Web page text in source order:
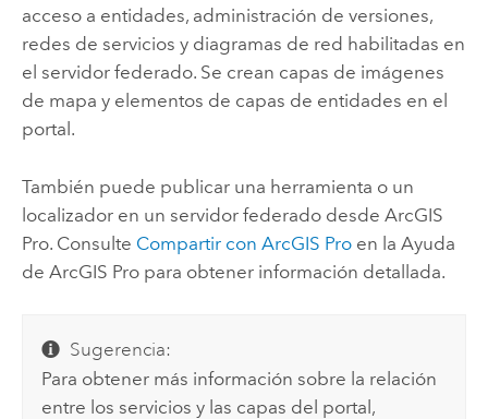
acceso a entidades, administración de versiones,
redes de servicios y diagramas de red habilitadas en
el servidor federado. Se crean capas de imágenes
de mapa y elementos de capas de entidades en el
portal.
También puede publicar una herramienta o un
localizador en un servidor federado desde ArcGIS
Pro. Consulte Compartir con ArcGIS Proen la Ayuda
de ArcGIS Propara obtener información detallada.
Sugerencia:
Para obtener más información sobre la relación
entre los servicios y las capas del portal,